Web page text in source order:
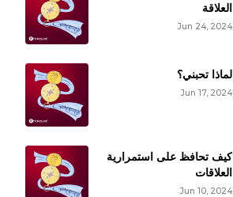
العلاقة
Jun 24, 2024
لماذا تحبني؟
Jun 17, 2024
كيف تحافظ على استمرارية
العلاقات
Jun 10, 2024